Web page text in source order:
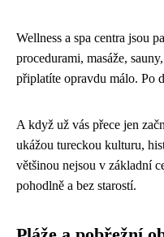
Wellness a spa centra jsou
procedurami, masáže,
připlatíte opravdu málo. Po
A když už vás přece jen
ukážou tureckou kulturu,
většinou nejsou v základní
pohodlně a bez starostí.